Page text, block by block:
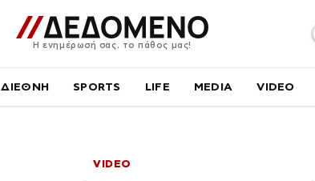
Η ενημέρωσή σας, το πάθος μας!
ΔΙΕΘΝΗ SPORTS LIFE MEDIA VIDEO
VIDEO